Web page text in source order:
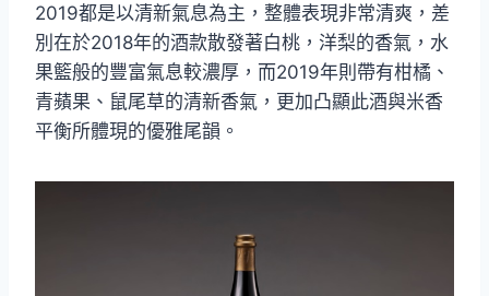
2019都是以清新氣息為主，整體表現非常清爽，差
別在於2018年的酒款散發著白桃，洋梨的香氣，水
果籃般的豐富氣息較濃厚，而2019年則帶有柑橘、
青蘋果、鼠尾草的清新香氣，更加凸顯此酒與米香
平衡所體現的優雅尾韻。